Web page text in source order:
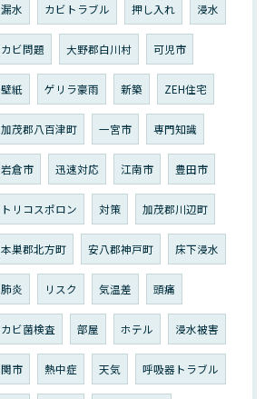
漏水 カビトラブル 押し入れ 浸水
カビ問題 大野郡白川村 可児市
壁紙 ゲリラ豪雨 新築 ZEH住宅
加茂郡八百津町 一宮市 専門知識
岩倉市 迅速対応 江南市 豊田市
トリコスポロン 対策 加茂郡川辺町
本巣郡北方町 安八郡神戸町 床下浸水
肺炎 リスク 気温差 頭痛
カビ菌検査 部屋 ホテル 浸水被害
関市 熱中症 天気 呼吸器トラブル